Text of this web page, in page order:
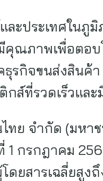
ะประเทศในภู
ณภาพเพื่อตอบ
รกิจขนส่งสินค้า
ส์ที่รวดเร็วแล
จำกัด (มหาช
กรกฎาคม
ยสารเฉลี่ยสูง